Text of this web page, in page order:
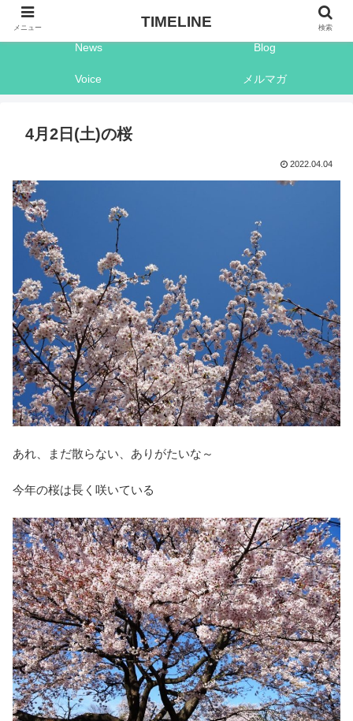
News Blog
Voice メルマガ
4月2日(土)の桜
2022.04.04
あれ、まだ散らない、ありがたいな～
今年の桜は長く咲いている
メニュー TIMELINE 検索